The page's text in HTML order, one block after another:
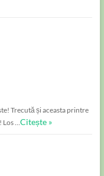
Trecută și aceasta printre
… Citește »